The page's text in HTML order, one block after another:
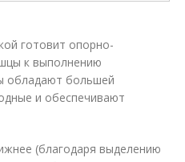
готовит опорно-
к выполнению
обладают большей
и обеспечивают
(благодаря выделению